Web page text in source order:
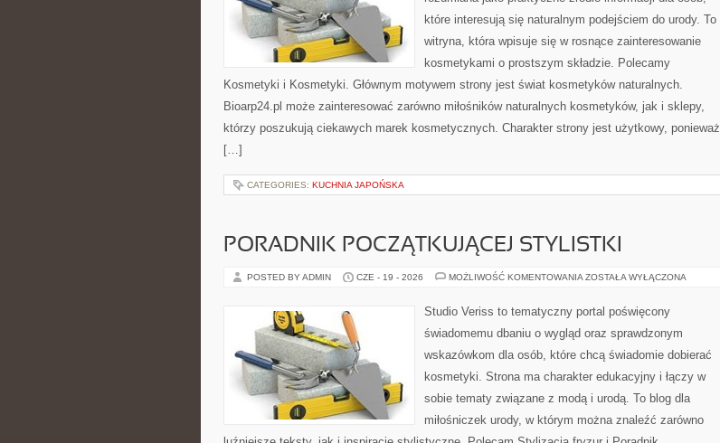
które interesują się naturalnym podejściem do urody. To
witryna, która wpisuje się w rosnące zainteresowanie
kosmetykami o prostszym składzie. Polecamy
Kosmetyki i Kosmetyki. Głównym motywem strony jest świat kosmetyków naturalnych.
Bioarp24.pl może zainteresować zarówno miłośników naturalnych kosmetyków, jak i sklepy,
którzy poszukują ciekawych marek kosmetycznych. Charakter strony jest użytkowy, ponieważ
[…]
CATEGORIES: KUCHNIA JAPOŃSKA
PORADNIK POCZĄTKUJĄCEJ STYLISTKI
POSTED BY ADMIN CZE - 19 - 2026 MOŻLIWOŚĆ KOMENTOWANIA PORADNIK
ZOSTAŁA WYŁĄCZONA
Studio Veriss to tematyczny portal poświęcony
świadomemu dbaniu o wygląd oraz sprawdzonym
wskazówkom dla osób, które chcą świadomie dobierać
kosmetyki. Strona ma charakter edukacyjny i łączy w
sobie tematy związane z modą i urodą. To blog dla
miłośniczek urody, w którym można znaleźć zarówno